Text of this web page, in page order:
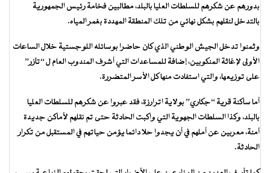
بدورهم عن شكرهم للسلطات العليا بالبلد، مطالبين فخامة رئيس الجمهورية
بالتدخل لنقلهم بشكل نهائي من تلك المنطقة المهددة بغمر المياه.
وثمنوا تدخل الجيش الوطني الذي كان حاضرا بوسائله اللوجستية خلال الساعات
الأولى لإغاثة المنكوبين، إضافة للمساعدات التي أشرف المندوب العام ل “تآزر”
على توزيعها، والتي استفادت منها كل الأسر المتضررة.
أما ساكنة قرية “جكاري” بولاية اترارزة، فقد عبروا عن شكرهم للسلطات العليا
بالبلد، وكذا السلطات الجهوية التي واكبت الحادثة حتى تم نقلهم لأماكن جديدة
آمنة، معربين عن أملهم في أن يجدوا حلا دائما يؤمن حياتهم في المستقبل من تكرار
الحادثة.